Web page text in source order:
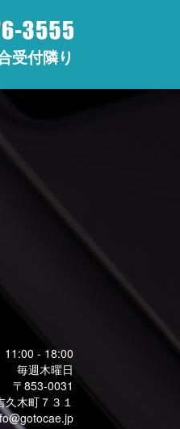
受付隣り
11:00 - 18:00
毎週木曜日
〒853-0031
久木町７３１